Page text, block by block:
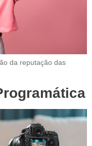
da reputação das